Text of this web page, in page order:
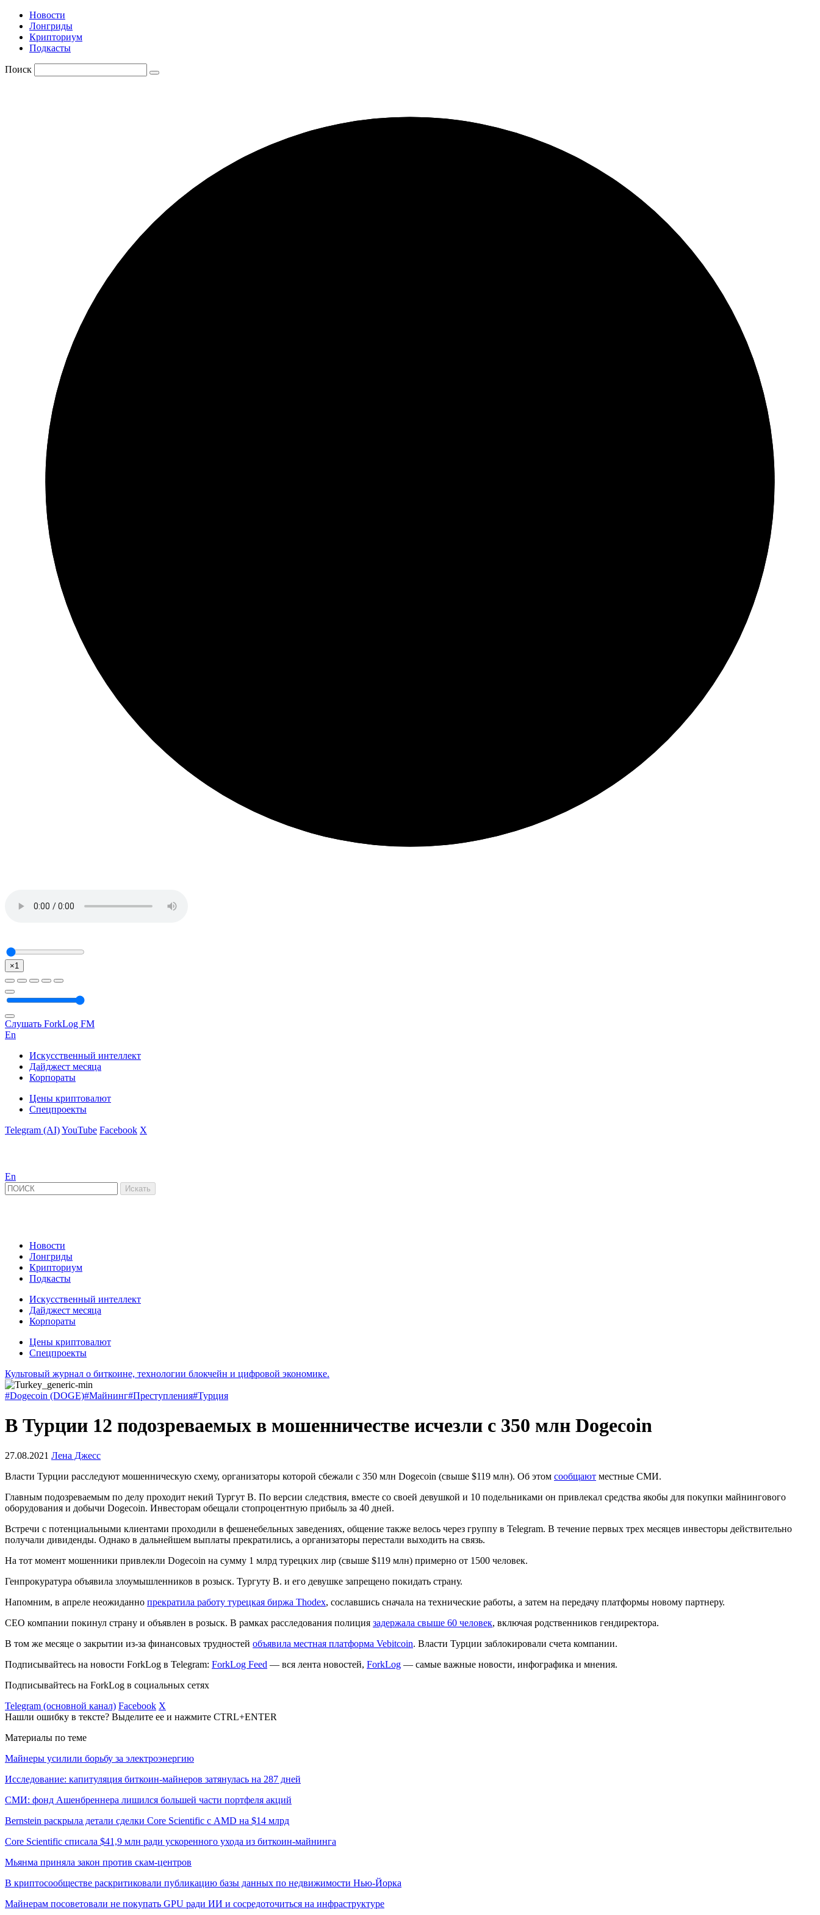
Новости
Лонгриды
Крипториум
Подкасты
Поиск
×1
Слушать ForkLog FM
En
Искусственный интеллект
Дайджест месяца
Корпораты
Цены криптовалют
Спецпроекты
Telegram (AI)YouTube Facebook X
En
Новости
Лонгриды
Крипториум
Подкасты
Искусственный интеллект
Дайджест месяца
Корпораты
Цены криптовалют
Спецпроекты
Культовый журнал о биткоине, технологии блокчейн и цифровой экономике.
#Dogecoin (DOGE)#Майнинг#Преступления#Турция
В Турции 12 подозреваемых в мошенничестве исчезли с 350 млн Dogecoin
27.08.2021 Лена Джесс
Власти Турции расследуют мошенническую схему, организаторы которой сбежали с 350 млн Dogecoin (свыше $119 млн). Об этом сообщают местные СМИ.
Главным подозреваемым по делу проходит некий Тургут В. По версии следствия, вместе со своей девушкой и 10 подельниками он привлекал средства якобы для покупки майнингового
оборудования и добычи Dogecoin. Инвесторам обещали стопроцентную прибыль за 40 дней.
Встречи с потенциальными клиентами проходили в фешенебельных заведениях, общение также велось через группу в Telegram. В течение первых трех месяцев инвесторы действительно
получали дивиденды. Однако в дальнейшем выплаты прекратились, а организаторы перестали выходить на связь.
На тот момент мошенники привлекли Dogecoin на сумму 1 млрд турецких лир (свыше $119 млн) примерно от 1500 человек.
Генпрокуратура объявила злоумышленников в розыск. Тургуту В. и его девушке запрещено покидать страну.
Напомним, в апреле неожиданно прекратила работу турецкая биржа Thodex, сославшись сначала на технические работы, а затем на передачу платформы новому партнеру.
CEO компании покинул страну и объявлен в розыск. В рамках расследования полиция задержала свыше 60 человек, включая родственников гендиректора.
В том же месяце о закрытии из-за финансовых трудностей объявила местная платформа Vebitcoin. Власти Турции заблокировали счета компании.
Подписывайтесь на новости ForkLog в Telegram: ForkLog Feed — вся лента новостей, ForkLog — самые важные новости, инфографика и мнения.
Подписывайтесь на ForkLog в социальных сетях
Telegram (основной канал) Facebook X
Нашли ошибку в тексте? Выделите ее и нажмите CTRL+ENTER
Материалы по теме
Майнеры усилили борьбу за электроэнергию
Исследование: капитуляция биткоин-майнеров затянулась на 287 дней
СМИ: фонд Ашенбреннера лишился большей части портфеля акций
Bernstein раскрыла детали сделки Core Scientific с AMD на $14 млрд
Core Scientific списала $41,9 млн ради ускоренного ухода из биткоин-майнинга
Мьянма приняла закон против скам-центров
В криптосообществе раскритиковали публикацию базы данных по недвижимости Нью-Йорка
Майнерам посоветовали не покупать GPU ради ИИ и сосредоточиться на инфраструктуре